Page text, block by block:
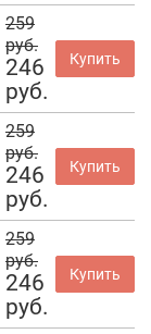
259
руб.
246
руб.
Купить
259
руб.
246
руб.
Купить
259
руб.
246
руб.
Купить